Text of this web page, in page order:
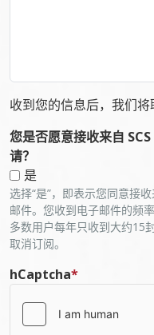
收到您的信息后，我们将
您是否愿意接收来自
请？
是
选择“是”，即表示您同意接
邮件。您收到电子邮件的频
多数用户每年只收到大约15
取消订阅。
hCaptcha*